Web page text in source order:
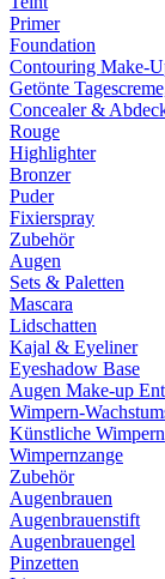
Primer
Foundation
Contouring Make-
Getönte
Concealer &
Rouge
Highlighter
Bronzer
Puder
Fixierspray
Zubehör
Augen
Sets & Paletten
Mascara
Lidschatten
Kajal & Eyeliner
Eyeshadow Base
Augen Make-up
Wimpern-
Künstliche Wimpern
Wimpernzange
Zubehör
Augenbrauen
Augenbrauenstift
Augenbrauengel
Pinzetten